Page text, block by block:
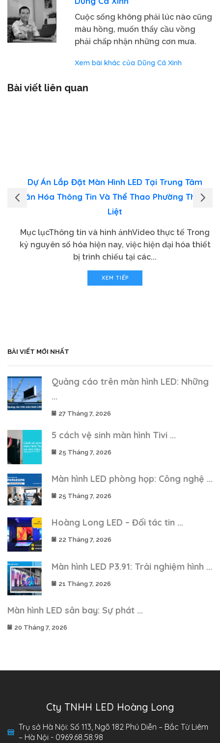
Cuộc sống không phải lúc nào cũng
màu hồng, muốn thấy cầu vồng
phải chấp nhận những cơn mưa.
Xem bài khác của Dũng Cá Xinh
Bài viết liên quan
Dự Án Lắp Đặt Màn Hình LED Tại Trung Tâm
Văn Hóa Thông Tin Và Thể Thao Phường Thanh
Liệt
Mục lụcThông tin và hình ảnhVideo thực tế Trong
kỷ nguyên số hóa hiện nay, việc hiện đại hóa thiết
bị trình chiếu tại các...
XEM TIẾP
BÀI VIẾT MỚI NHẤT
Quảng cáo trên màn hình LED: Những
...
27 Tháng 7, 2026
5 cách vệ sinh màn hình Tivi ...
25 Tháng 7, 2026
Màn hình LED phòng họp: Công nghệ ...
25 Tháng 7, 2026
Hoàng Long LED – Đối tác tin ...
22 Tháng 7, 2026
Màn hình LED P3.91: Trải nghiệm hình ...
21 Tháng 7, 2026
Màn hình LED sân bay: Sự phát ...
20 Tháng 7, 2026
Cty TNHH LED Hoàng Long
Trụ sở Hà Nội: Số 113, Ngõ 182 Phú Diễn – Bắc Từ Liêm
– Hà Nội - 0969.68.58.98